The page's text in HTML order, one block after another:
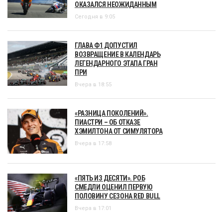
ОКАЗАЛСЯ НЕОЖИДАННЫМ
Сегодня в 9:05
ГЛАВА Ф1 ДОПУСТИЛ
ВОЗВРАЩЕНИЕ В КАЛЕНДАРЬ
ЛЕГЕНДАРНОГО ЭТАПА ГРАН
ПРИ
Вчера в 18:55
«РАЗНИЦА ПОКОЛЕНИЙ».
ПИАСТРИ – ОБ ОТКАЗЕ
ХЭМИЛТОНА ОТ СИМУЛЯТОРА
Вчера в 17:58
«ПЯТЬ ИЗ ДЕСЯТИ». РОБ
СМЕДЛИ ОЦЕНИЛ ПЕРВУЮ
ПОЛОВИНУ СЕЗОНА RED BULL
Вчера в 17:01